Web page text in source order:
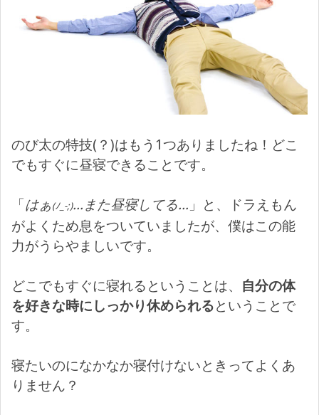
のび太の特技(？)はもう1つありましたね！どこ
でもすぐに昼寝できることです。
「はぁ(ﾉ_-;)…また昼寝してる… 」と、ドラえもん
がよくため息をついていましたが、僕はこの能
力がうらやましいです。
どこでもすぐに寝れるということは、 自分の体
を好きな時にしっかり休められるということで
す。
寝たいのになかなか寝付けないときってよくあ
りません？